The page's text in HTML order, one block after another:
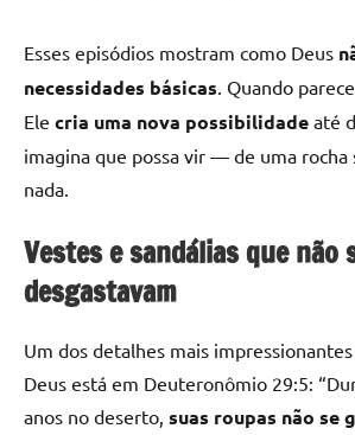
Esses episódios mostram como Deus
necessidades básicas. Quando
Ele cria uma nova possibilidade até
imagina que possa vir — de uma rocha
nada.
Vestes e sandálias que não
desgastavam
Um dos detalhes mais
Deus está em Deuteronômio 29:5:
anos no deserto, suas roupas não se